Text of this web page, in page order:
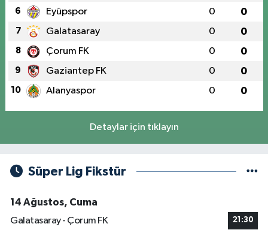
6 Eyüpspor 0 0
7 Galatasaray 0 0
8 Çorum FK 0 0
9 Gaziantep FK 0 0
10 Alanyaspor 0 0
Detaylar için tıklayın
Süper Lig Fikstür
14 Ağustos, Cuma
Galatasaray - Çorum FK
21:30